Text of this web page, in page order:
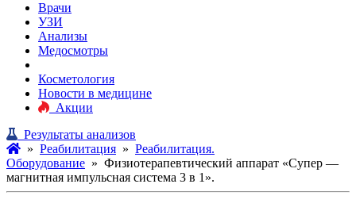
Врачи
УЗИ
Анализы
Медосмотры
Косметология
Новости в медицине
Акции
Результаты анализов
» Реабилитация » Реабилитация.
Оборудование » Физиотерапевтический аппарат «Супер —
магнитная импульсная система 3 в 1».